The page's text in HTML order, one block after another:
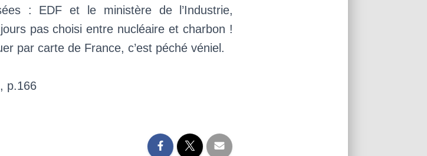
: EDF et le ministère de l’Industrie,
pas choisi entre nucléaire et charbon !
par carte de France, c’est péché véniel.
p.166